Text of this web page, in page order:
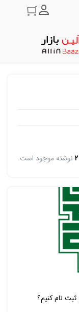
ورود به
۲نوشته موجود است.
ثبت نام کنیم؟